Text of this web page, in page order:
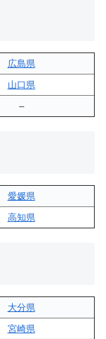
広島県
山口県
–
愛媛県
高知県
大分県
宮崎県